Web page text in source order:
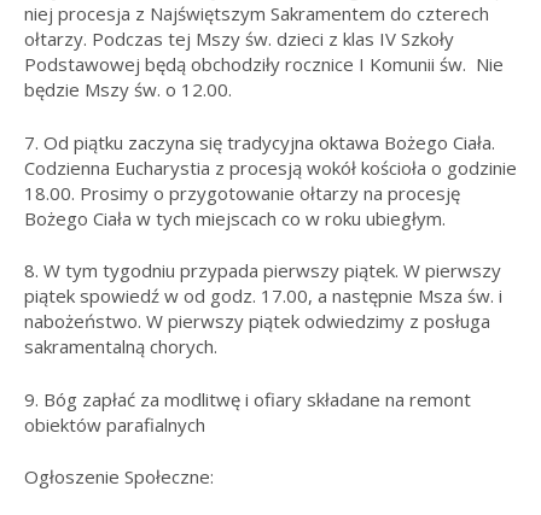
niej procesja z Najświętszym Sakramentem do czterech
ołtarzy. Podczas tej Mszy św. dzieci z klas IV Szkoły
Podstawowej będą obchodziły rocznice I Komunii św. Nie
będzie Mszy św. o 12.00.
7. Od piątku zaczyna się tradycyjna oktawa Bożego Ciała.
Codzienna Eucharystia z procesją wokół kościoła o godzinie
18.00. Prosimy o przygotowanie ołtarzy na procesję
Bożego Ciała w tych miejscach co w roku ubiegłym.
8. W tym tygodniu przypada pierwszy piątek. W pierwszy
piątek spowiedź w od godz. 17.00, a następnie Msza św. i
nabożeństwo. W pierwszy piątek odwiedzimy z posługa
sakramentalną chorych.
9. Bóg zapłać za modlitwę i ofiary składane na remont
obiektów parafialnych
Ogłoszenie Społeczne: